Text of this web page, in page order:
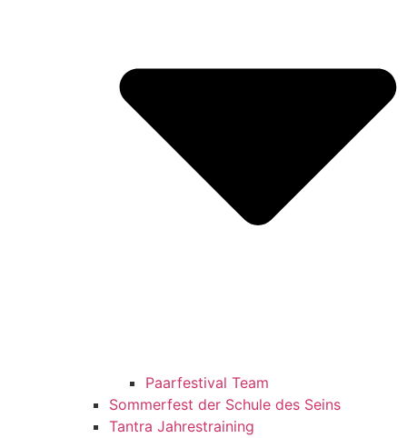
Paarfestival Team
Sommerfest der Schule des Seins
Tantra Jahrestraining